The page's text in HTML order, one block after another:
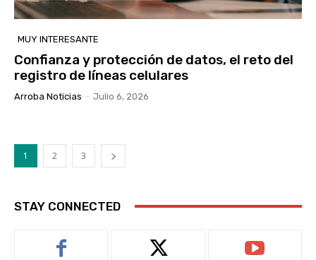
MUY INTERESANTE
Confianza y protección de datos, el reto del
registro de líneas celulares
Arroba Noticias - Julio 6, 2026
1 2 3
STAY CONNECTED